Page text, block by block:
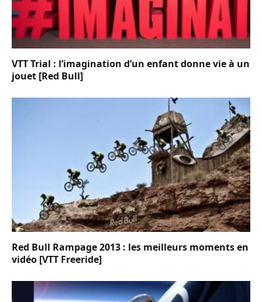
VTT Trial : l’imagination d’un enfant donne vie à un
jouet [Red Bull]
Red Bull Rampage 2013 : les meilleurs moments en
vidéo [VTT Freeride]